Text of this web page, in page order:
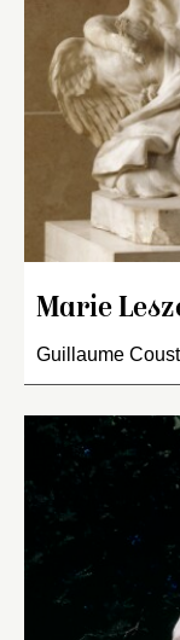
Marie
Guillaume